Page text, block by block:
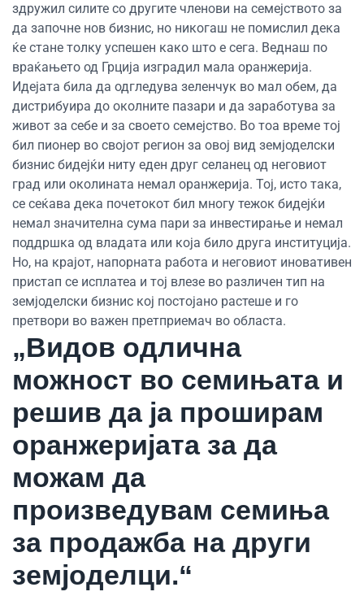
здружил силите со другите членови на семејството за
да започне нов бизнис, но никогаш не помислил дека
ќе стане толку успешен како што е сега. Веднаш по
враќањето од Грција изградил мала оранжерија.
Идејата била да одгледува зеленчук во мал обем, да
дистрибуира до околните пазари и да заработува за
живот за себе и за своето семејство. Во тоа време тој
бил пионер во својот регион за овој вид земјоделски
бизнис бидејќи ниту еден друг селанец од неговиот
град или околината немал оранжерија. Тој, исто така,
се сеќава дека почетокот бил многу тежок бидејќи
немал значителна сума пари за инвестирање и немал
поддршка од владата или која било друга институција.
Но, на крајот, напорната работа и неговиот иновативен
пристап се исплатеа и тој влезе во различен тип на
земјоделски бизнис кој постојано растеше и го
претвори во важен претприемач во областа.
„Видов одлична
можност во семињата и
решив да ја проширам
оранжеријата за да
можам да
произведувам семиња
за продажба на други
земјоделци.“